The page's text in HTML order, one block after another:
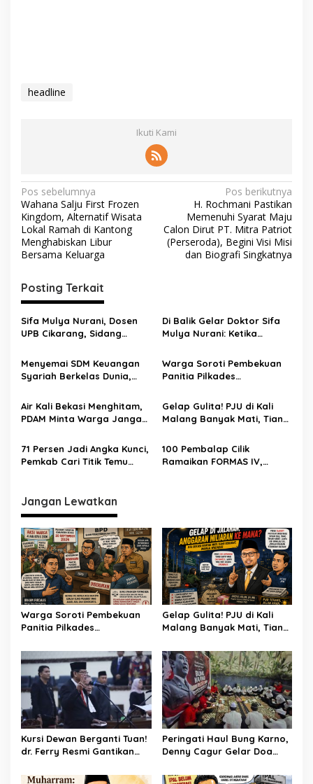
headline
Ikuti Kami
Pos sebelumnya
Wahana Salju First Frozen
Kingdom, Alternatif Wisata
Lokal Ramah di Kantong
Menghabiskan Libur
Bersama Keluarga
Pos berikutnya
H. Rochmani Pastikan
Memenuhi Syarat Maju
Calon Dirut PT. Mitra Patriot
(Perseroda), Begini Visi Misi
dan Biografi Singkatnya
Posting Terkait
Sifa Mulya Nurani, Dosen
UPB Cikarang, Sidang
dipimpin Prof. Dr. H. Aden
Rosadi Dosen UIN SGD asal
Bekasi
Di Balik Gelar Doktor Sifa
Mulya Nurani: Ketika
Menyelamatkan Masa
Depan Anak Indonesia
Menyemai SDM Keuangan
Syariah Berkelas Dunia,
Akreditasi Unggul
Warga Soroti Pembekuan
Panitia Pilkades
Intervensi
Air Kali Bekasi Menghitam,
PDAM Minta Warga Jangan
Gelap Gulita! PJU di Kali
Malang Banyak Mati, Tiang
Waswas
71 Persen Jadi Angka Kunci,
Pemkab Cari Titik Temu
100 Pembalap Cilik
Ramaikan FORMAS IV,
Jangan Lewatkan
Warga Soroti Pembekuan
Panitia Pilkades
Intervensi
Gelap Gulita! PJU di Kali
Malang Banyak Mati, Tiang
Waswas
Kursi Dewan Berganti Tuan!
dr. Ferry Resmi Gantikan
Peringati Haul Bung Karno,
Denny Cagur Gelar Doa
Kader PDI Perjuangan di